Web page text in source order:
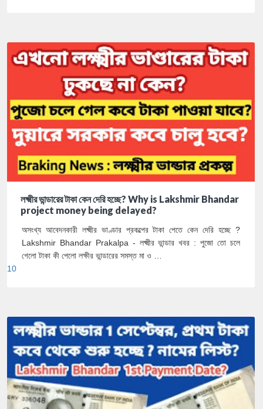
লক্ষ্মীর ভান্ডারের টাকা কেন দেরি হচ্ছে? Why is Lakshmir Bhandar
project money being delayed?
অসংখ্য আবেদনকারী লক্ষ্মীর ভাণ্ডার প্রকল্পের টাকা পেতে কেন দেরি হচ্ছে ?
Lakshmir Bhandar Prakalpa - লক্ষ্মীর ভান্ডার খবর : পুজো তো চলে
গেলো টাকা কী পেলো লক্ষীর ভান্ডারের সমস্ত মা ও …
10